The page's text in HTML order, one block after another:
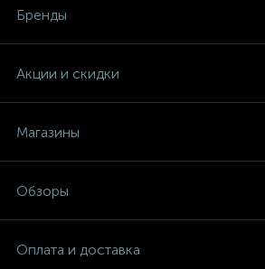
Бренды
Акции и скидки
Магазины
Обзоры
Оплата и доставка